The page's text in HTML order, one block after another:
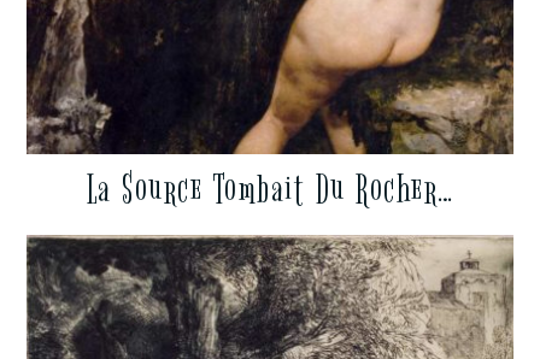
La Source Tombait Du Rocher…